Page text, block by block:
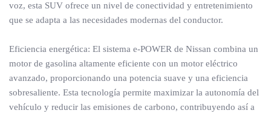
voz, esta SUV ofrece un nivel de conectividad y entretenimiento
que se adapta a las necesidades modernas del conductor.
Eficiencia energética: El sistema e-POWER de Nissan combina un
motor de gasolina altamente eficiente con un motor eléctrico
avanzado, proporcionando una potencia suave y una eficiencia
sobresaliente. Esta tecnología permite maximizar la autonomía del
vehículo y reducir las emisiones de carbono, contribuyendo así a